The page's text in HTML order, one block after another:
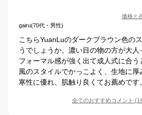
価格と
gairu(70代・男性)
こちらYuanLuのダークブラウン色の
うでしょうか。濃い目の物の方が大
フォーマル感が強く出て成人式に合う
風のスタイルでかっこよく、生地に
寒性に優れ、肌触り良くてお薦めです。
全てのおすすめコメント (1